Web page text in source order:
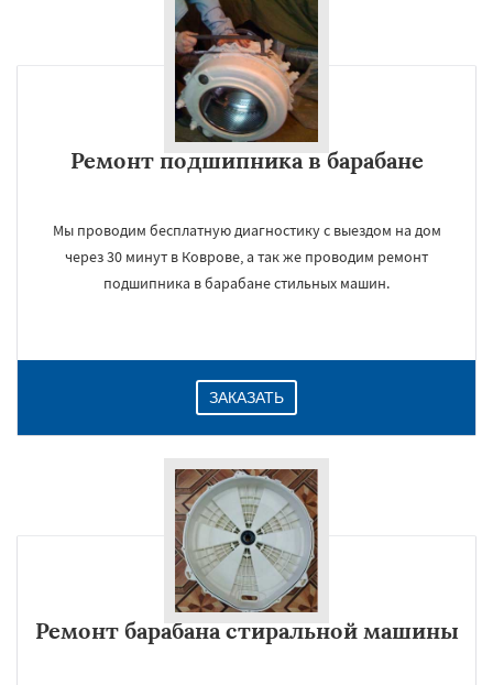
Ремонт подшипника в барабане
Мы проводим бесплатную диагностику с выездом на дом
через 30 минут в Коврове, а так же проводим ремонт
подшипника в барабане стильных машин.
ЗАКАЗАТЬ
Ремонт барабана стиральной машины